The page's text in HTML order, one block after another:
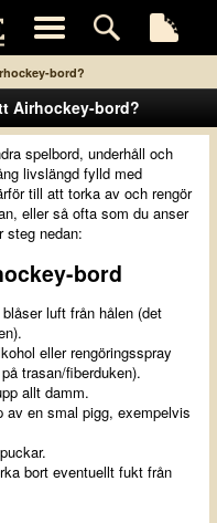
bord?
Airhockey-bord?
spelbord, underhåll och
livslängd fylld med
till att torka av och rengör
eller så ofta som du anser
steg nedan:
bord
luft från hålen (det
eller rengöringsspray
trasan/fiberduken).
allt damm.
av en smal pigg, exempelvis
bort eventuellt fukt från